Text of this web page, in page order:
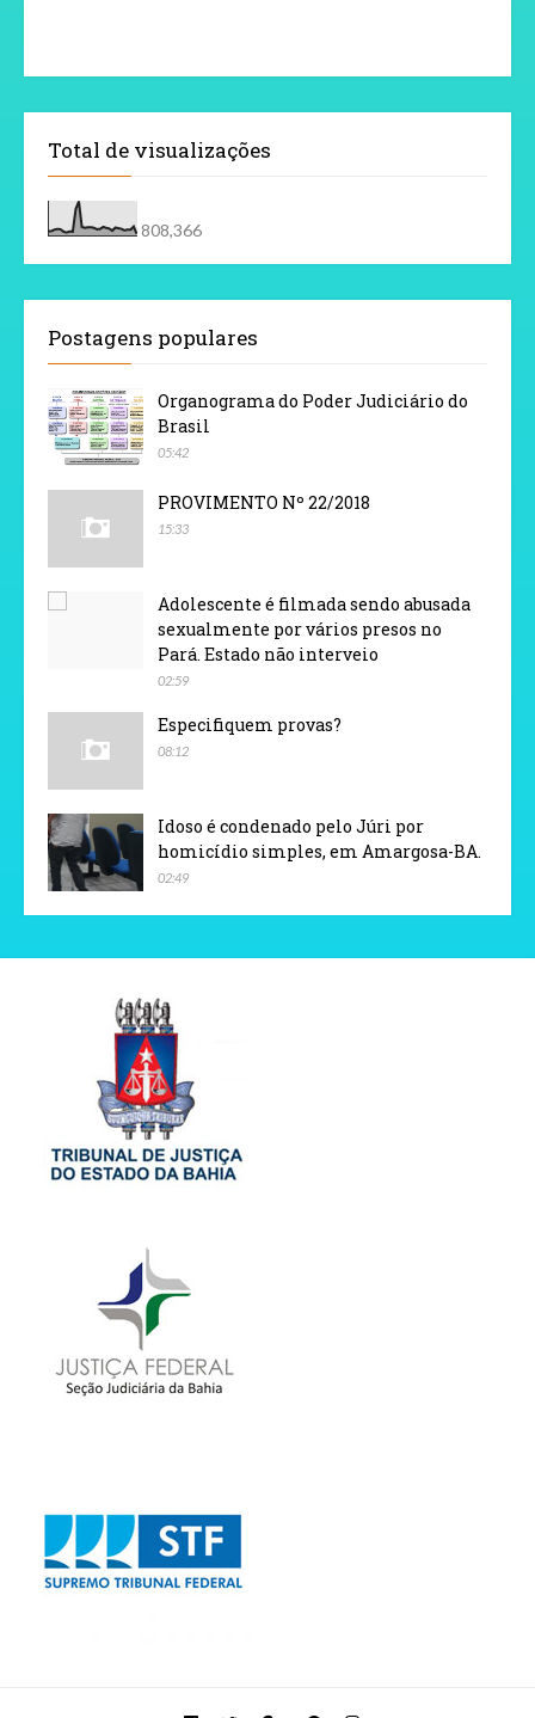
Total de visualizações
808,366
Postagens populares
Organograma do Poder Judiciário do
Brasil
05:42
PROVIMENTO Nº 22/2018
15:33
Adolescente é filmada sendo abusada
sexualmente por vários presos no
Pará. Estado não interveio
02:59
Especifiquem provas?
08:12
Idoso é condenado pelo Júri por
homicídio simples, em Amargosa-BA.
02:49